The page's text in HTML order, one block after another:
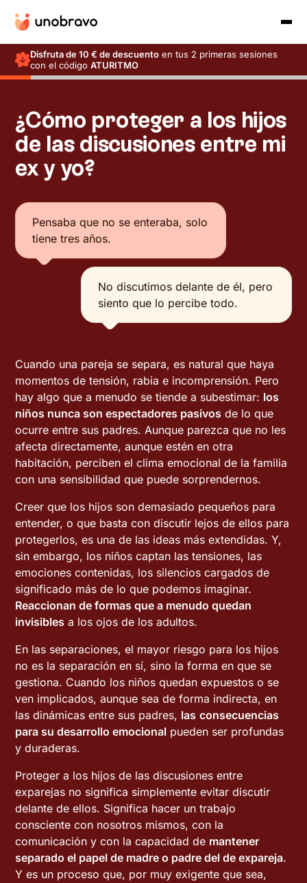
Disfruta de 10 € de descuento en tus 2 primeras sesiones
con el códigoATURITMO
¿Cómo proteger a los hijos
de las discusiones entre mi
ex y yo?
Pensaba que no se enteraba, solo
tiene tres años.
No discutimos delante de él, pero
siento que lo percibe todo.
Cuando una pareja se separa, es natural que haya
momentos de tensión, rabia e incomprensión. Pero
hay algo que a menudo se tiende a subestimar: los
niños nunca son espectadores pasivos de lo que
ocurre entre sus padres. Aunque parezca que no les
afecta directamente, aunque estén en otra
habitación, perciben el clima emocional de la familia
con una sensibilidad que puede sorprendernos.
Creer que los hijos son demasiado pequeños para
entender, o que basta con discutir lejos de ellos para
protegerlos, es una de las ideas más extendidas. Y,
sin embargo, los niños captan las tensiones, las
emociones contenidas, los silencios cargados de
significado más de lo que podemos imaginar.
Reaccionan de formas que a menudo quedan
invisibles a los ojos de los adultos.
En las separaciones, el mayor riesgo para los hijos
no es la separación en sí, sino la forma en que se
gestiona. Cuando los niños quedan expuestos o se
ven implicados, aunque sea de forma indirecta, en
las dinámicas entre sus padres, las consecuencias
para su desarrollo emocional pueden ser profundas
y duraderas.
Proteger a los hijos de las discusiones entre
exparejas no significa simplemente evitar discutir
delante de ellos. Significa hacer un trabajo
consciente con nosotros mismos, con la
comunicación y con la capacidad de mantener
separado el papel de madre o padre del de expareja.
Y es un proceso que, por muy exigente que sea,